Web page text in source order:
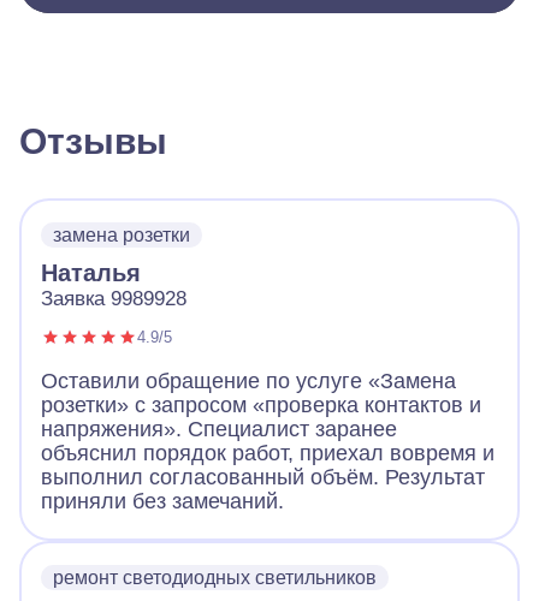
Отзывы
замена розетки
Наталья
Заявка 9989928
4.9/5
Оставили обращение по услуге «Замена
розетки» с запросом «проверка контактов и
напряжения». Специалист заранее
объяснил порядок работ, приехал вовремя и
выполнил согласованный объём. Результат
приняли без замечаний.
ремонт светодиодных светильников